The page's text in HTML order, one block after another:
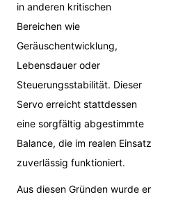
in anderen kritischen
Bereichen wie
Geräuschentwicklung,
Lebensdauer oder
Steuerungsstabilität. Dieser
Servo erreicht stattdessen
eine sorgfältig abgestimmte
Balance, die im realen Einsatz
zuverlässig funktioniert.
Aus diesen Gründen wurde er